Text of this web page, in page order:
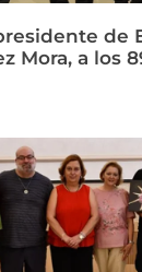
de
Mora, a los